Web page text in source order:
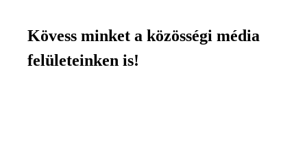
Kövess minket a közösségi média
felületeinken is!